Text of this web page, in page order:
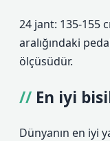
24 jant: 135-155
aralığındaki
ölçüsüdür.
En iyi
Dünyanın en iyi